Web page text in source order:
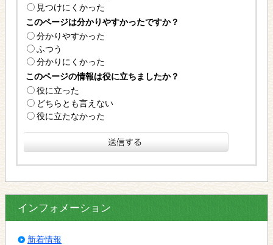
見つけにくかった
このページは分かりやすかったですか？
分かりやすかった
ふつう
分かりにくかった
このページの情報は役に立ちましたか？
役に立った
どちらとも言えない
役に立たなかった
インフォメーション
新着情報